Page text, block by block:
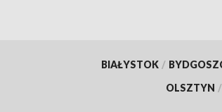
BIAŁYSTOK /
OLSZTYN /